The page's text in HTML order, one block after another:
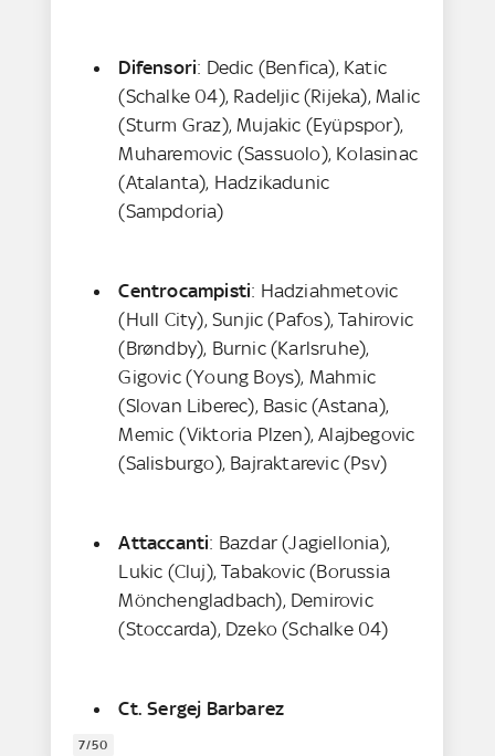
Difensori: Dedic (Benfica), Katic
(Schalke 04), Radeljic (Rijeka), Malic
(Sturm Graz), Mujakic (Eyüpspor),
Muharemovic (Sassuolo), Kolasinac
(Atalanta), Hadzikadunic
(Sampdoria)
Centrocampisti: Hadziahmetovic
(Hull City), Sunjic (Pafos), Tahirovic
(Brøndby), Burnic (Karlsruhe),
Gigovic (Young Boys), Mahmic
(Slovan Liberec), Basic (Astana),
Memic (Viktoria Plzen), Alajbegovic
(Salisburgo), Bajraktarevic (Psv)
Attaccanti: Bazdar (Jagiellonia),
Lukic (Cluj), Tabakovic (Borussia
Mönchengladbach), Demirovic
(Stoccarda), Dzeko (Schalke 04)
Ct. Sergej Barbarez
7/50